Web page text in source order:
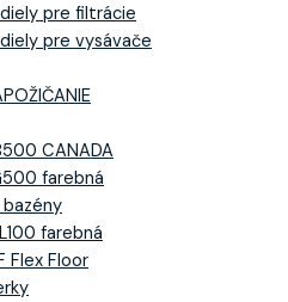
pre filtrácie
pre vysávače
CANADA
farebná
farebná
Flex Floor